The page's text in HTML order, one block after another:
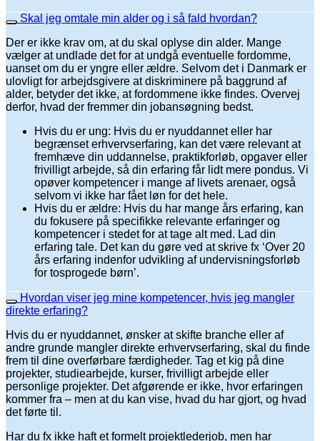
Skal jeg omtale min alder og i så fald hvordan?
Der er ikke krav om, at du skal oplyse din alder. Mange
vælger at undlade det for at undgå eventuelle fordomme,
uanset om du er yngre eller ældre. Selvom det i Danmark er
ulovligt for arbejdsgivere at diskriminere på baggrund af
alder, betyder det ikke, at fordommene ikke findes. Overvej
derfor, hvad der fremmer din jobansøgning bedst.
Hvis du er ung: Hvis du er nyuddannet eller har
begrænset erhvervserfaring, kan det være relevant at
fremhæve din uddannelse, praktikforløb, opgaver eller
frivilligt arbejde, så din erfaring får lidt mere pondus. Vi
opøver kompetencer i mange af livets arenaer, også
selvom vi ikke har fået løn for det hele.
Hvis du er ældre: Hvis du har mange års erfaring, kan
du fokusere på specifikke relevante erfaringer og
kompetencer i stedet for at tage alt med. Lad din
erfaring tale. Det kan du gøre ved at skrive fx ‘Over 20
års erfaring indenfor udvikling af undervisningsforløb
for tosprogede børn’.
Hvordan viser jeg mine kompetencer, hvis jeg mangler
direkte erfaring?
Hvis du er nyuddannet, ønsker at skifte branche eller af
andre grunde mangler direkte erhvervserfaring, skal du finde
frem til dine overførbare færdigheder. Tag et kig på dine
projekter, studiearbejde, kurser, frivilligt arbejde eller
personlige projekter. Det afgørende er ikke, hvor erfaringen
kommer fra – men at du kan vise, hvad du har gjort, og hvad
det førte til.
Har du fx ikke haft et formelt projektlederjob, men har